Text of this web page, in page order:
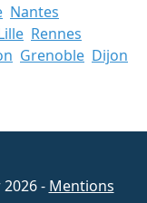
Nantes
Rennes
Grenoble Dijon
- Mentions